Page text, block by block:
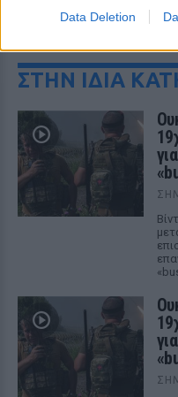
Data Deletion
ΣΤΗΝ ΙΔΙΑ